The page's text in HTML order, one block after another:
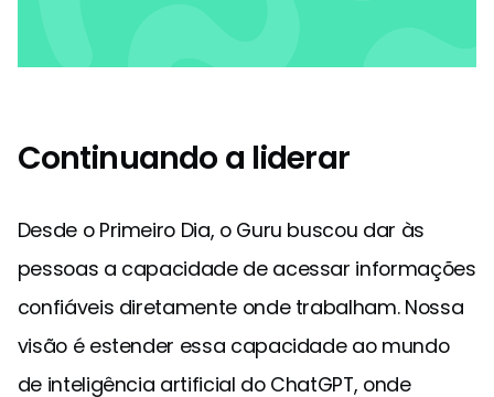
Continuando a liderar
Desde o Primeiro Dia, o Guru buscou dar às
pessoas a capacidade de acessar informações
confiáveis diretamente onde trabalham. Nossa
visão é estender essa capacidade ao mundo
de inteligência artificial do ChatGPT, onde